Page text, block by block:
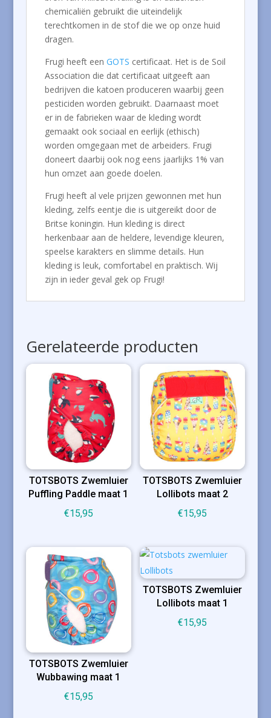
chemicaliën gebruikt die uiteindelijk
terechtkomen in de stof die we op onze huid
dragen.
Frugi heeft een GOTS certificaat. Het is de Soil
Association die dat certificaat uitgeeft aan
bedrijven die katoen produceren waarbij geen
pesticiden worden gebruikt. Daarnaast moet
er in de fabrieken waar de kleding wordt
gemaakt ook sociaal en eerlijk (ethisch)
worden omgegaan met de arbeiders. Frugi
doneert daarbij ook nog eens jaarlijks 1% van
hun omzet aan goede doelen.
Frugi heeft al vele prijzen gewonnen met hun
kleding, zelfs eentje die is uitgereikt door de
Britse koningin. Hun kleding is direct
herkenbaar aan de heldere, levendige kleuren,
speelse karakters en slimme details. Hun
kleding is leuk, comfortabel en praktisch. Wij
zijn in ieder geval gek op Frugi!
Gerelateerde producten
TOTSBOTS Zwemluier
Puffling Paddle maat 1
€15,95
TOTSBOTS Zwemluier
Lollibots maat 2
€15,95
TOTSBOTS Zwemluier
Wubbawing maat 1
€15,95
TOTSBOTS Zwemluier
Lollibots maat 1
€15,95